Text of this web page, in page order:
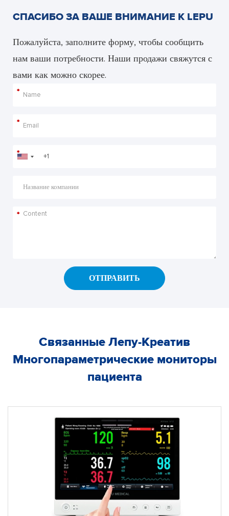
СПАСИБО ЗА ВАШЕ ВНИМАНИЕ К LEPU
Пожалуйста, заполните форму, чтобы сообщить
нам ваши потребности. Наши продажи свяжутся с
вами как можно скорее.
*
*
*
*
ОТПРАВИТЬ
Связанные Лепу-Креатив
Многопараметрические мониторы
пациента